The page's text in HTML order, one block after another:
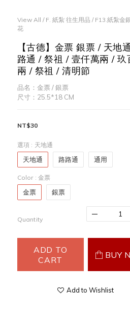
View All / F. 紙紮 往生用品 / F13.紙紮金
花
【古德】金票 銀票 / 天地
路通 / 祭祖 / 壹仟萬兩 / 玖
兩 / 祭祖 / 清明節
品名：金票 / 銀票
尺寸：25.5*18 CM
NT$30
選項 : 天地通
天地通 路路通 通用
Color : 金票
金票 銀票
Quantity
ADD TO
CART
BUY
Add to Wishlist